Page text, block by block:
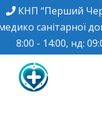
КНП “Перший
санітарної
8:00 - 14:00, нд: